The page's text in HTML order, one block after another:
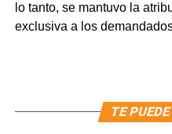
lo tanto, se mantuvo la
exclusiva a los
TE